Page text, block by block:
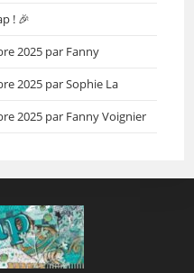
! 🎉
2025 par Fanny
2025 par Sophie La
2025 par Fanny Voignier